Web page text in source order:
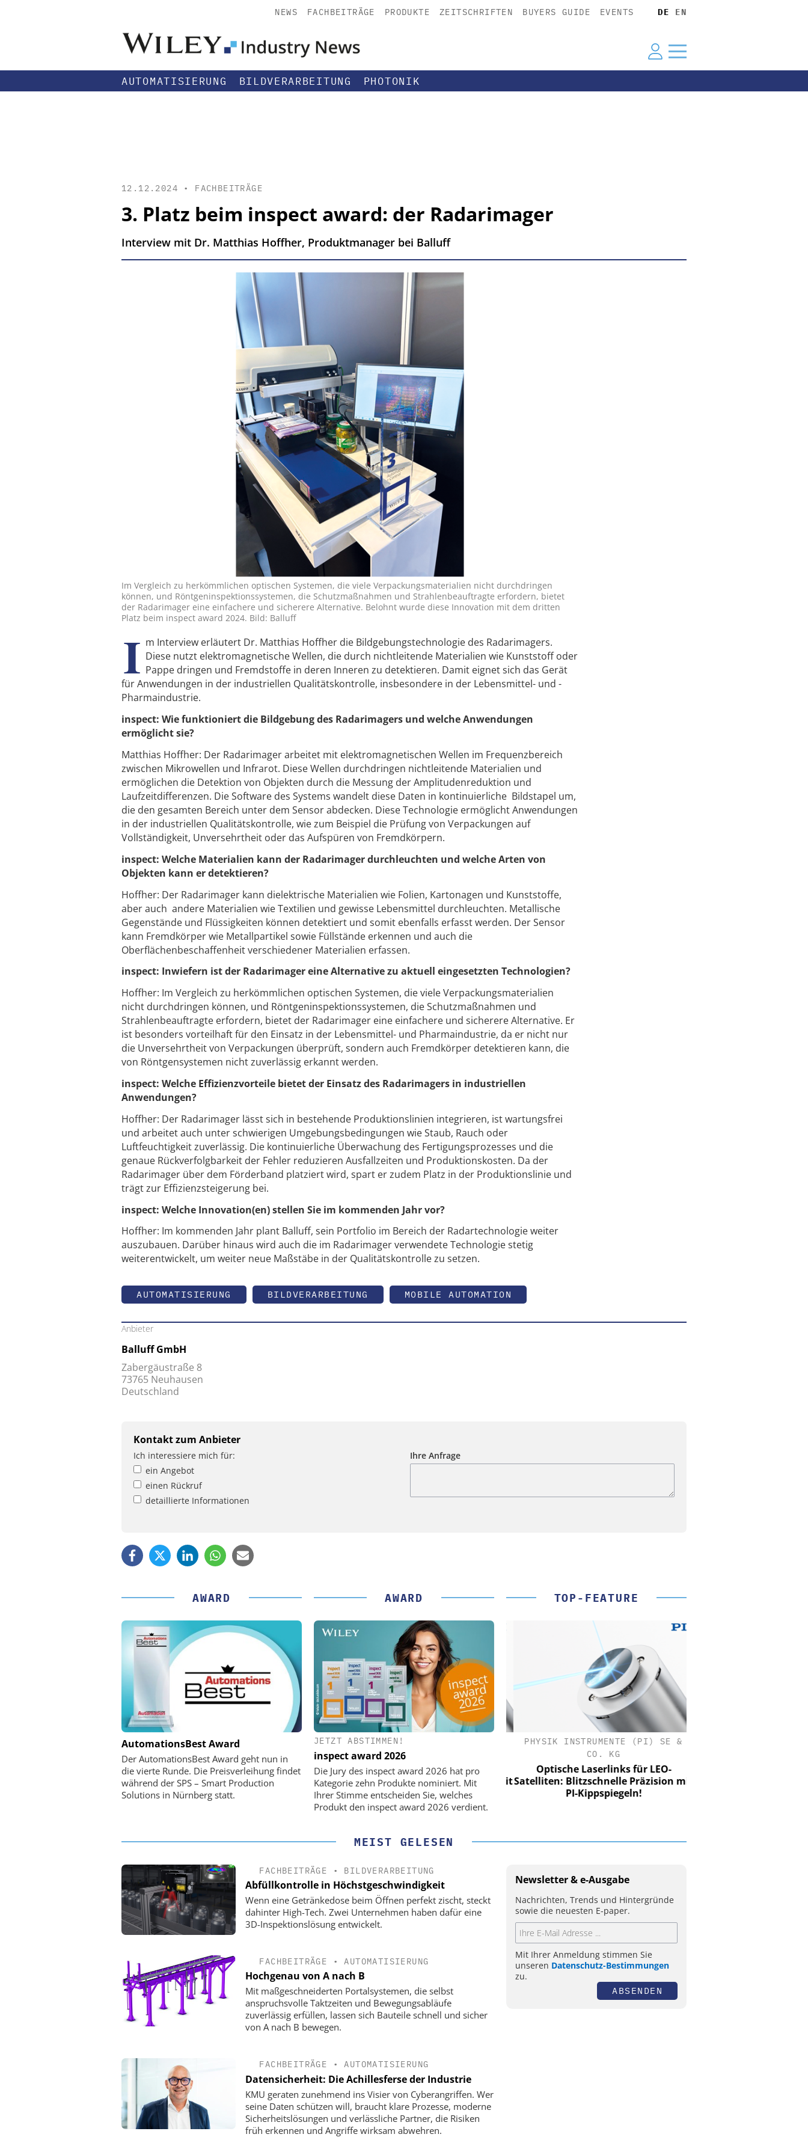
NEWS FACHBEITRÄGE PRODUKTE ZEITSCHRIFTEN BUYERS GUIDE EVENTS DE EN
AUTOMATISIERUNG BILDVERARBEITUNG PHOTONIK
12.12.2024 • FACHBEITRÄGE
3. Platz beim inspect award: der Radarimager
Interview mit Dr. Matthias Hoffher, Produktmanager bei Balluff
Im Vergleich zu herkömmlichen optischen Systemen, die viele Verpackungsmaterialien nicht durchdringen
können, und Röntgeninspektionssystemen, die Schutzmaßnahmen und Strahlenbeauftragte erfordern, bietet
der Radarimager eine einfachere und sicherere Alternative. Belohnt wurde diese Innovation mit dem dritten
Platz beim inspect award 2024. Bild: Balluff
I m Interview erläutert Dr. Matthias Hoffher die Bildgebungstechnologie des Radarimagers.
Diese nutzt elektro­magnetische Wellen, die durch nichtleitende Materialien wie Kunststoff oder
Pappe dringen und Fremdstoffe in deren Inneren zu detektieren. Damit eignet sich das Gerät
für Anwendungen in der industriellen Qualitätskontrolle, insbesondere in der Lebensmittel- und ­
Pharmaindustrie.
inspect: Wie funktioniert die Bildgebung des Radarimagers und welche Anwendungen
ermöglicht sie?
Matthias Hoffher: Der Radarimager arbeitet mit elektromagnetischen Wellen im Frequenzbereich
zwischen Mikrowellen und Infrarot. Diese Wellen durchdringen nichtleitende Materialien und
ermöglichen die Detektion von Objekten durch die Messung der Amplitudenreduktion und
Laufzeitdifferenzen. Die Software des Systems wandelt diese Daten in kontinuierliche Bildstapel um,
die den gesamten Bereich unter dem Sensor abdecken. Diese Technologie ermöglicht Anwendungen
in der industriellen Qualitätskontrolle, wie zum Beispiel die Prüfung von Verpackungen auf
Vollständigkeit, Unversehrtheit oder das Aufspüren von Fremdkörpern.
inspect: Welche Materialien kann der Radarimager durchleuchten und welche Arten von
Objekten kann er detektieren?
Hoffher: Der Radarimager kann dielektrische Materialien wie Folien, Kartonagen und Kunststoffe,
aber auch andere Materialien wie Textilien und gewisse Lebensmittel durchleuchten. Metallische
Gegenstände und Flüssigkeiten können detektiert und somit ebenfalls erfasst werden. Der Sensor
kann Fremdkörper wie Metallpartikel sowie Füllstände erkennen und auch die
Oberflächenbeschaffenheit verschiedener Materialien erfassen.
inspect: Inwiefern ist der Radarimager eine Alternative zu aktuell eingesetzten Technologien?
Hoffher: Im Vergleich zu herkömmlichen optischen Systemen, die viele Verpackungsmaterialien
nicht durchdringen können, und Röntgeninspektionssystemen, die Schutzmaßnahmen und
Strahlenbeauftragte erfordern, bietet der Radarimager eine einfachere und sicherere Alternative. Er
ist besonders vorteilhaft für den Einsatz in der Lebensmittel- und Pharmaindustrie, da er nicht nur
die Unversehrtheit von Verpackungen überprüft, sondern auch Fremdkörper detektieren kann, die
von Röntgensystemen nicht zuverlässig erkannt werden.
inspect: Welche Effizienzvorteile bietet der Einsatz des Radarimagers in industriellen
Anwendungen?
Hoffher: Der Radarimager lässt sich in bestehende Produktionslinien integrieren, ist wartungsfrei
und arbeitet auch unter schwierigen Umgebungsbedingungen wie Staub, Rauch oder
Luftfeuchtigkeit zuverlässig. Die kontinuierliche Überwachung des Fertigungsprozesses und die
genaue Rückverfolgbarkeit der Fehler reduzieren Ausfallzeiten und Produktionskosten. Da der
Radarimager über dem Förderband platziert wird, spart er zudem Platz in der Produktionslinie und
trägt zur Effizienzsteigerung bei.
inspect: Welche Innovation(en) stellen Sie im kommenden Jahr vor?
Hoffher: Im kommenden Jahr plant Balluff, sein Portfolio im Bereich der Radartechnologie weiter
auszubauen. Darüber hinaus wird auch die im Radarimager verwendete Technologie stetig
weiterentwickelt, um weiter neue Maßstäbe in der Qualitätskontrolle zu setzen.
AUTOMATISIERUNG BILDVERARBEITUNG MOBILE AUTOMATION
Anbieter
Balluff GmbH
Zabergäustraße 8
73765 Neuhausen
Deutschland
Kontakt zum Anbieter
Ich interessiere mich für:
ein Angebot
einen Rückruf
detaillierte Informationen
Ihre Anfrage
AWARD
AutomationsBest Award
Der AutomationsBest Award geht nun in
die vierte Runde. Die Preisverleihung findet
während der SPS – Smart Production
Solutions in Nürnberg statt.
AWARD
JETZT ABSTIMMEN!
inspect award 2026
Die Jury des inspect award 2026 hat pro
Kategorie zehn Produkte nominiert. Mit
Ihrer Stimme entscheiden Sie, welches
Produkt den inspect award 2026 verdient.
TOP-FEATURE
PHYSIK INSTRUMENTE (PI) SE &
CO. KG
Optische Laserlinks für LEO-
Satelliten: Blitzschnelle Präzision mit
PI-Kippspiegeln!
PHYSIK INSTRUMENTE (PI) SE &
CO. KG
Optische Laserlinks für LEO-
Satelliten: Blitzschnelle Präzision mit
PI-Kippspiegeln!
PHYSIK INSTRUMENTE (PI) SE &
CO. KG
Optische Laserlinks für LEO-
Satelliten: Blitzschnelle Präzision mit
PI-Kippspiegeln!
MEIST GELESEN
FACHBEITRÄGE • BILDVERARBEITUNG
Abfüllkontrolle in Höchstgeschwindigkeit
Wenn eine Getränkedose beim Öffnen perfekt zischt, steckt
dahinter High-Tech. Zwei Unternehmen haben dafür eine
3D-Inspektionslösung entwickelt.
FACHBEITRÄGE •AUTOMATISIERUNG
Hochgenau von A nach B
Mit maßgeschneiderten Portalsystemen, die selbst
anspruchsvolle Taktzeiten und Bewegungsabläufe
zuverlässig erfüllen, lassen sich Bauteile schnell und sicher
von A nach B bewegen.
FACHBEITRÄGE •AUTOMATISIERUNG
Datensicherheit: Die Achillesferse der Industrie
KMU geraten zunehmend ins Visier von Cyberangriffen. Wer
seine Daten schützen will, braucht klare Prozesse, moderne
Sicherheitslösungen und ­verlässliche Partner, die Risiken
früh erkennen und Angriffe wirksam abwehren.
Newsletter & e-Ausgabe
Nachrichten, Trends und Hintergründe
sowie die neuesten E-paper.
Mit Ihrer Anmeldung stimmen Sie
unseren Datenschutz-Bestimmungen
zu.
ABSENDEN